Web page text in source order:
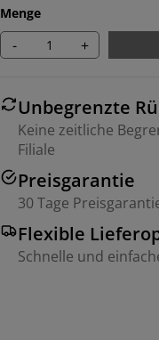
Menge
- +
Unbegrenzte
Keine zeitliche
Filiale
Preisgarantie
30 Tage
Flexible
Schnelle und